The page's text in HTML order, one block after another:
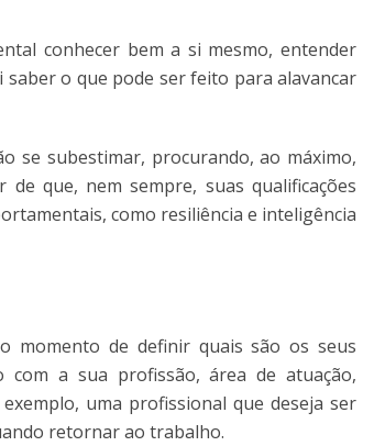
conhecer bem a si mesmo, entender
saber o que pode ser feito para alavancar
se subestimar, procurando, ao máximo,
que, nem sempre, suas qualificações
como resiliência e inteligência
momento de definir quais são os seus
com a sua profissão, área de atuação,
uma profissional que deseja ser
retornar ao trabalho.